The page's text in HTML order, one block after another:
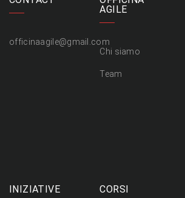
officinaagile@gmail.com
AGILE
Chi siamo
Team
INIZIATIVE CORSI